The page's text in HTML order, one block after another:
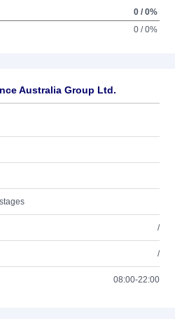
0 / 0%
0 / 0%
Australia Group Ltd.
/
/
08:00-22:00